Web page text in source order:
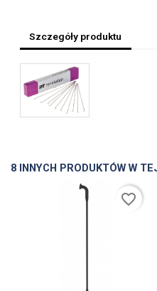
Szczegóły produktu
8 INNYCH PRODUKTÓW W
favorite_border